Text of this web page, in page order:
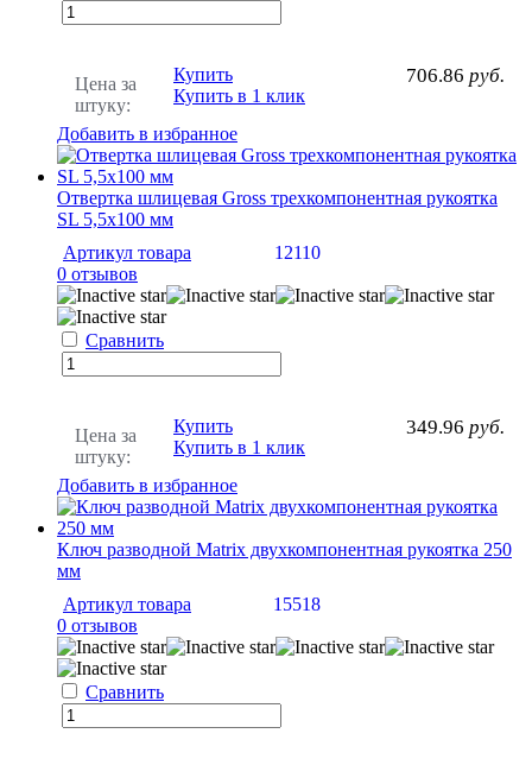
Цена за
штуку:
706.86 руб.
Купить
Купить в 1 клик
Добавить в избранное
Отвертка шлицевая Gross трехкомпонентная рукоятка
SL 5,5x100 мм
Артикул товара
12110
0 отзывов
Сравнить
Цена за
штуку:
349.96 руб.
Купить
Купить в 1 клик
Добавить в избранное
Ключ разводной Matrix двухкомпонентная рукоятка 250
мм
Артикул товара
15518
0 отзывов
Сравнить